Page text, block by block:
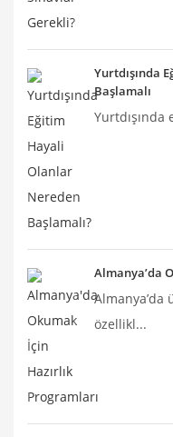
Yurtdışında
Başlamalı
Almanya’da
özellikl...